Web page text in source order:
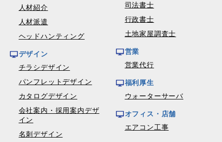
人材紹介
人材派遣
ヘッドハンティング
デザイン
チラシデザイン
パンフレットデザイン
カタログデザイン
会社案内・採用案内デザ
イン
名刺デザイン
司法書士
行政書士
土地家屋調査士
営業
営業代行
福利厚生
ウォーターサーバ
オフィス・店舗
エアコン工事